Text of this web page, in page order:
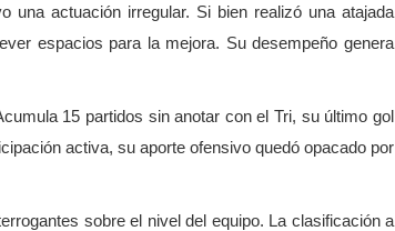
una actuación irregular. Si bien realizó una atajada
espacios para la mejora. Su desempeño genera
15 partidos sin anotar con el Tri, su último gol
activa, su aporte ofensivo quedó opacado por
sobre el nivel del equipo. La clasificación a